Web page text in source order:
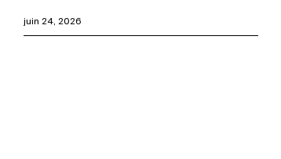
juin 24, 2026